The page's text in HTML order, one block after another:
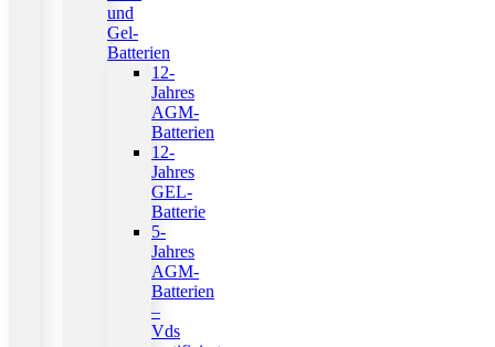
und
Gel-
Batterien
12-
Jahres
AGM-
Batterien
12-
Jahres
GEL-
Batterie
5-
Jahres
AGM-
Batterien
–
Vds